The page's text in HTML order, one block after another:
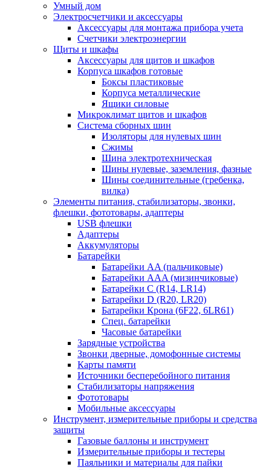
Умный дом
Электросчетчики и аксессуары
Аксессуары для монтажа прибора учета
Счетчики электроэнергии
Щиты и шкафы
Аксессуары для щитов и шкафов
Корпуса шкафов готовые
Боксы пластиковые
Корпуса металлические
Ящики силовые
Микроклимат щитов и шкафов
Система сборных шин
Изоляторы для нулевых шин
Сжимы
Шина электротехническая
Шины нулевые, заземления, фазные
Шины соединительные (гребенка,
вилка)
Элементы питания, стабилизаторы, звонки,
флешки, фототовары, адаптеры
USB флешки
Адаптеры
Аккумуляторы
Батарейки
Батарейки AA (пальчиковые)
Батарейки AAA (мизинчиковые)
Батарейки C (R14, LR14)
Батарейки D (R20, LR20)
Батарейки Крона (6F22, 6LR61)
Спец. батарейки
Часовые батарейки
Зарядные устройства
Звонки дверные, домофонные системы
Карты памяти
Источники бесперебойного питания
Стабилизаторы напряжения
Фототовары
Мобильные аксессуары
Инструмент, измерительные приборы и средства
защиты
Газовые баллоны и инструмент
Измерительные приборы и тестеры
Паяльники и материалы для пайки